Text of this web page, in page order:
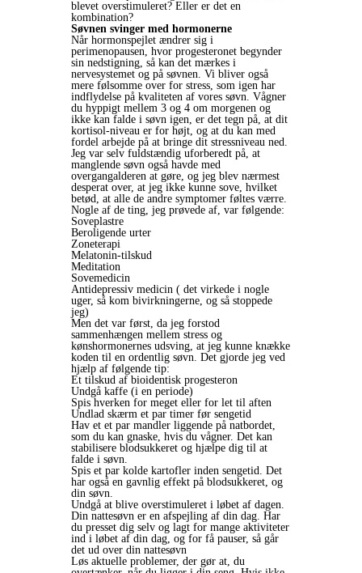
blevet overstimuleret? Eller er det en
kombination?
Søvnen svinger med hormonerne
Når hormonspejlet ændrer sig i
perimenopausen, hvor progesteronet begynder
sin nedstigning, så kan det mærkes i
nervesystemet og på søvnen. Vi bliver også
mere følsomme over for stress, som igen har
indflydelse på kvaliteten af vores søvn. Vågner
du hyppigt mellem 3 og 4 om morgenen og
ikke kan falde i søvn igen, er det tegn på, at dit
kortisol-niveau er for højt, og at du kan med
fordel arbejde på at bringe dit stressniveau ned.
Jeg var selv fuldstændig uforberedt på, at
manglende søvn også havde med
overgangalderen at gøre, og jeg blev nærmest
desperat over, at jeg ikke kunne sove, hvilket
betød, at alle de andre symptomer føltes værre.
Nogle af de ting, jeg prøvede af, var følgende:
Soveplastre
Beroligende urter
Zoneterapi
Melatonin-tilskud
Meditation
Sovemedicin
Antidepressiv medicin ( det virkede i nogle
uger, så kom bivirkningerne, og så stoppede
jeg)
Men det var først, da jeg forstod
sammenhængen mellem stress og
kønshormonernes udsving, at jeg kunne knække
koden til en ordentlig søvn. Det gjorde jeg ved
hjælp af følgende tip:
Et tilskud af bioidentisk progesteron
Undgå kaffe (i en periode)
Spis hverken for meget eller for let til aften
Undlad skærm et par timer før sengetid
Hav et et par mandler liggende på natbordet,
som du kan gnaske, hvis du vågner. Det kan
stabilisere blodsukkeret og hjælpe dig til at
falde i søvn.
Spis et par kolde kartofler inden sengetid. Det
har også en gavnlig effekt på blodsukkeret, og
din søvn.
Undgå at blive overstimuleret i løbet af dagen.
Din nattesøvn er en afspejling af din dag. Har
du presset dig selv og lagt for mange aktiviteter
ind i løbet af din dag, og for få pauser, så går
det ud over din nattesøvn
Løs aktuelle problemer, der gør at, du